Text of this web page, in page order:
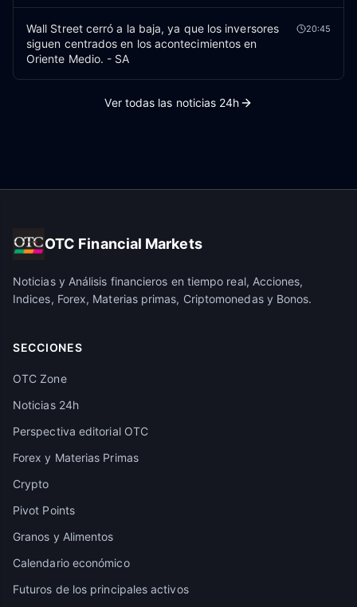
Wall Street cerró a la baja, ya que los inversores
siguen centrados en los acontecimientos en
Oriente Medio. - SA
20:45
Ver todas las noticias 24h
OTC Financial Markets
Noticias y Análisis financieros en tiempo real, Acciones,
Indices, Forex, Materias primas, Criptomonedas y Bonos.
SECCIONES
OTC Zone
Noticias 24h
Perspectiva editorial OTC
Forex y Materias Primas
Crypto
Pivot Points
Granos y Alimentos
Calendario económico
Futuros de los principales activos